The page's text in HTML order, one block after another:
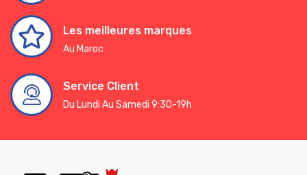
Les meilleures marques
Au Maroc
Service Client
Du Lundi Au Samedi 9:30-19h